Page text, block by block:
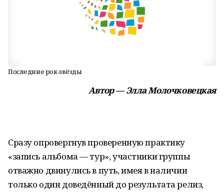
Последние рок-звёзды
Автор — Элла Молочковецкая
Сразу опровергнув проверенную практику
«запись альбома — тур», участники группы
отважно двинулись в путь, имея в наличии
только один доведённый до результата релиз,